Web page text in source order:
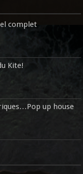
complet
Kite!
up house